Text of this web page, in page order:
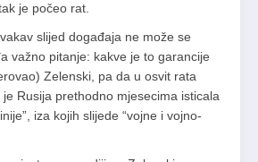
je počeo rat.
slijed događaja ne može se
važno pitanje: kakve je to garancije
Zelenski, pa da u osvit rata
Rusija prethodno mjesecima isticala
iza kojih slijede “vojne i vojno-